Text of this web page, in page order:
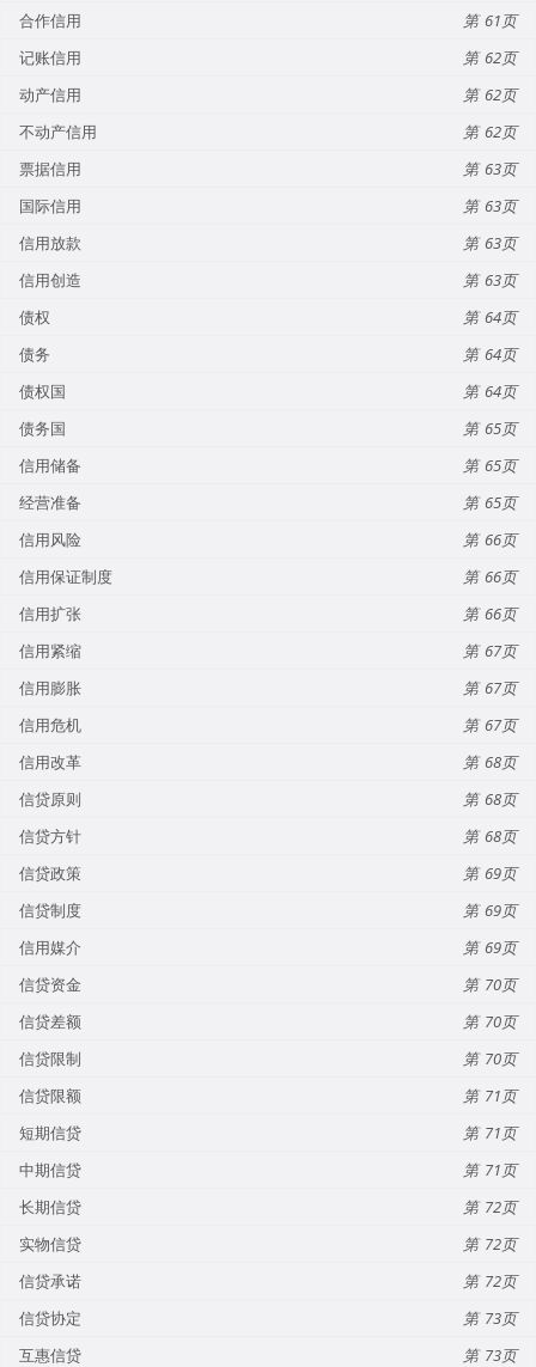
合作信用
61
记账信用
62
动产信用
62
不动产信用
62
票据信用
63
国际信用
63
信用放款
63
信用创造
63
债权
64
债务
64
债权国
64
债务国
65
信用储备
65
经营准备
65
信用风险
66
信用保证制度
66
信用扩张
66
信用紧缩
67
信用膨胀
67
信用危机
67
信用改革
68
信贷原则
68
信贷方针
68
信贷政策
69
信贷制度
69
信用媒介
69
信贷资金
70
信贷差额
70
信贷限制
70
信贷限额
71
短期信贷
71
中期信贷
71
长期信贷
72
实物信贷
72
信贷承诺
72
信贷协定
73
互惠信贷
73